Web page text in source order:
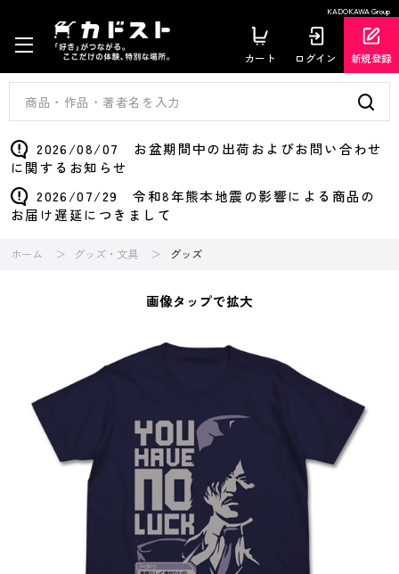
KADOKAWA Group
カート ログイン 新規登録
2026/08/07 お盆期間中の出荷およびお問い合わせ
に関するお知らせ
2026/07/29 令和8年熊本地震の影響による商品の
お届け遅延につきまして
ホーム グッズ・文具 グッズ
画像タップで拡大